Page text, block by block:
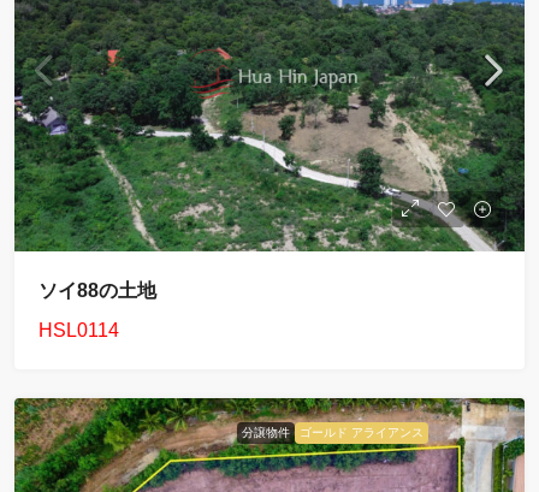
ソイ88の土地
HSL0114
分譲物件 ゴールド アライアンス